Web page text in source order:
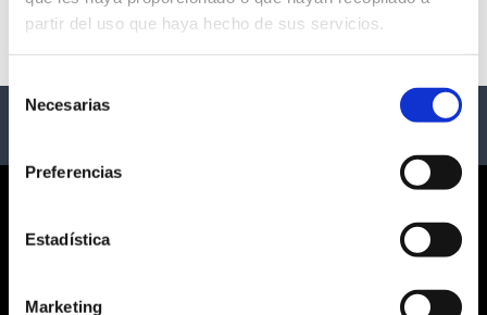
partir del uso que haya hecho de sus servicios.
Selección
Necesarias
Preferencias
Estadística
Marketing
Gira Taburete
GENERAL TERMS AND CONDITIONS